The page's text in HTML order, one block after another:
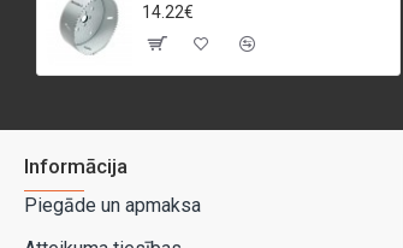
14.22€
Informācija
Piegāde un apmaksa